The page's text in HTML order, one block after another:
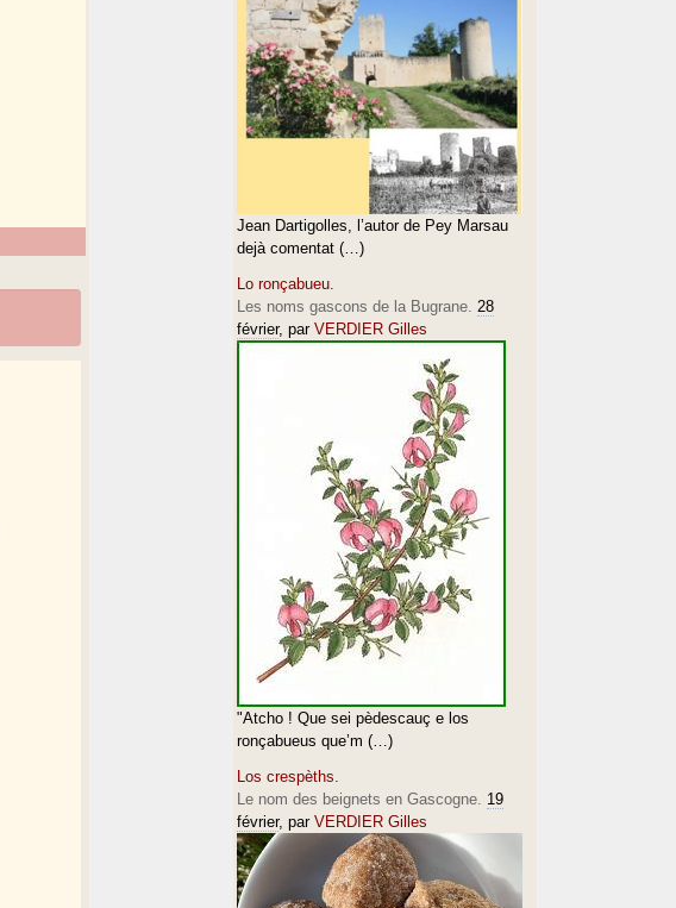
Jean Dartigolles, l’autor de Pey Marsau
dejà comentat (…)
Lo ronçabueu.
Les noms gascons de la Bugrane. 28
février, par VERDIER Gilles
"Atcho ! Que sei pèdescauç e los
ronçabueus que’m (…)
Los crespèths.
Le nom des beignets en Gascogne. 19
février, par VERDIER Gilles